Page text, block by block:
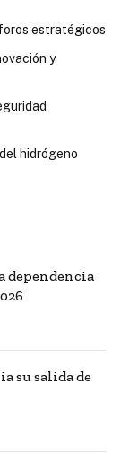
estratégicos
y
hidrógeno
dependencia
su salida de